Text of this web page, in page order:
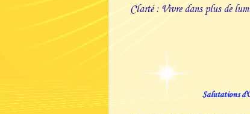
Clarté : Vivre dans plus de
Salutations